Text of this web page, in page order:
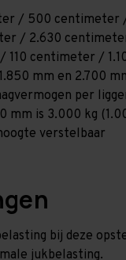
/ 500 centimeter
/ 2.630
110 centimeter /
mm en 2.700
per
mm is 3.000 kg
verstelbaar
bij deze
jukbelasting.